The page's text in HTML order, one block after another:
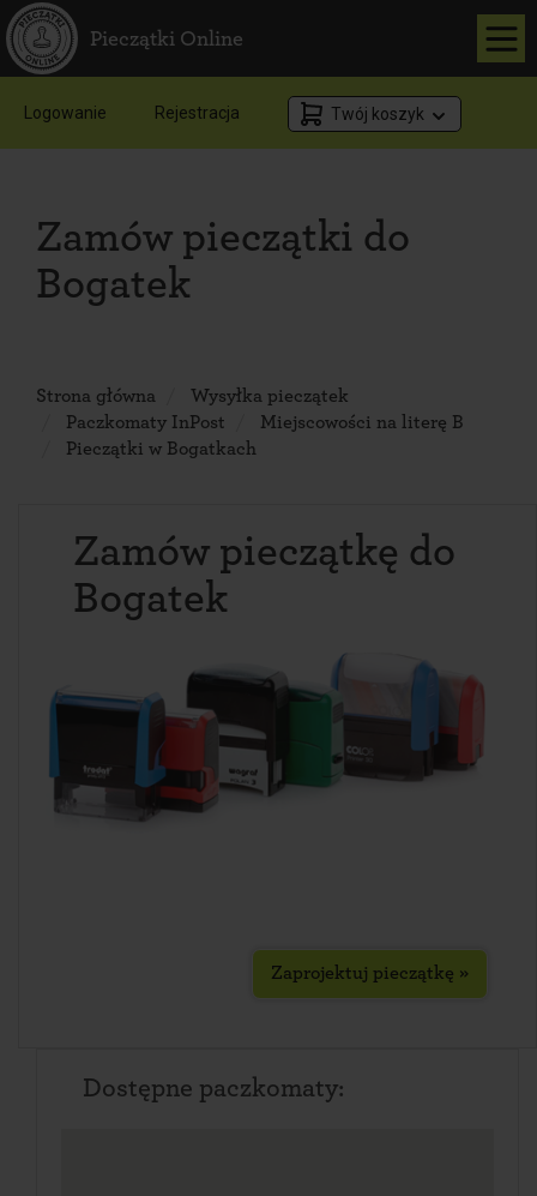
Pieczątki Online
Logowanie Rejestracja Twój koszyk
Zamów pieczątki do
Bogatek
Strona główna
Wysyłka pieczątek
Paczkomaty InPost
Miejscowości na literę B
Pieczątki w Bogatkach
Zamów pieczątkę do
Bogatek
Zaprojektuj pieczątkę »
Dostępne paczkomaty: